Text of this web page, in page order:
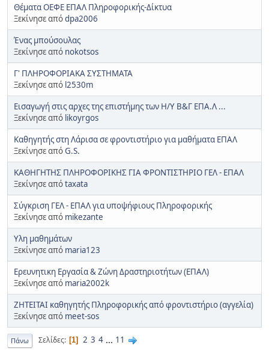
Θέματα ΟΕΦΕ ΕΠΑΛ Πληροφορικής-Δίκτυα
Ξεκίνησε απόdpa2006
Ένας μπούσουλας
Ξεκίνησε από nokotsos
Γ' ΠΛΗΡΟΦΟΡΙΑΚΑ ΣΥΣΤΗΜΑΤΑ
Ξεκίνησε από l2530m
Εισαγωγή στις αρχες της επιστήμης των Η/Υ Β&Γ ΕΠΑ.Λ ...
Ξεκίνησε από likoyrgos
Καθηγητής στη Λάρισα σε φροντιστήριο για μαθήματα ΕΠΑΛ
Ξεκίνησε απόG.S.
ΚΑΘΗΓΗΤΗΣ ΠΛΗΡΟΦΟΡΙΚΗΣ ΓΙΑ ΦΡΟΝΤΙΣΤΗΡΙΟ ΓΕΛ - ΕΠΑΛ
Ξεκίνησε απόtaxata
Σύγκριση ΓΕΛ - ΕΠΑΛ για υποψήφιους Πληροφορικής
Ξεκίνησε από mikezante
Υλη μαθημάτων
Ξεκίνησε από maria123
Ερευνητικη Εργασία & Ζώνη Δραστηριοτήτων (ΕΠΑΛ)
Ξεκίνησε από maria2002k
ΖΗΤΕΙΤΑΙ καθηγητής Πληροφορικής από φροντιστήριο (αγγελία)
Ξεκίνησε από meet-sos
Πάνω Σελίδες 1 2 3 4 ... 11